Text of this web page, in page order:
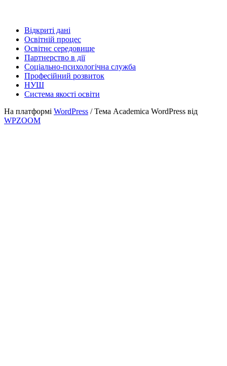
Відкриті дані
Освітній процес
Освітнє середовище
Партнерство в дії
Соціально-психологічна служба
Професійний розвиток
НУШ
Система якості освіти
На платформі WordPress / Тема Academica WordPress від
WPZOOM